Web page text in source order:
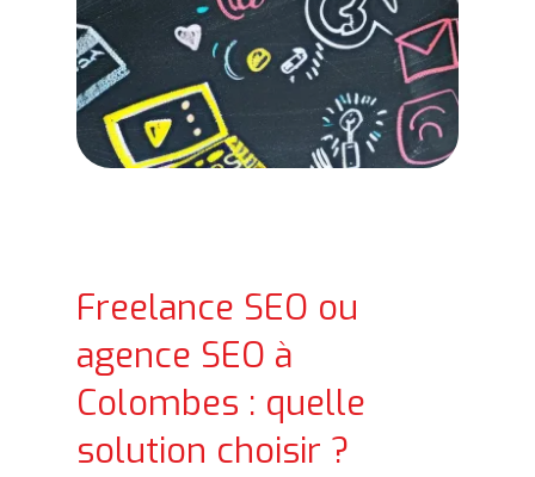
Freelance SEO ou
agence SEO à
Colombes : quelle
solution choisir ?